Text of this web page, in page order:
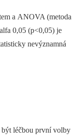
a ANOVA (metoda
0,05 (p<0,05) je
nevýznamná
léčbou první volby